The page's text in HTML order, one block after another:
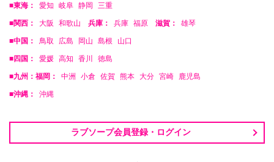
■東海： 愛知 岐阜 静岡 三重
■関西： 大阪 和歌山 兵庫： 兵庫 福原 滋賀： 雄琴
■中国： 鳥取 広島 岡山 島根 山口
■四国： 愛媛 高知 香川 徳島
■九州：福岡： 中洲 小倉 佐賀 熊本 大分 宮崎 鹿児島
■沖縄： 沖縄
ラブソープ会員登録・ログイン